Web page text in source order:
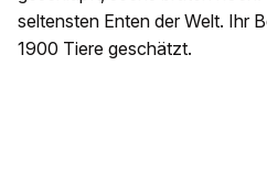
seltensten Enten der Welt. Ihr
1900 Tiere geschätzt.